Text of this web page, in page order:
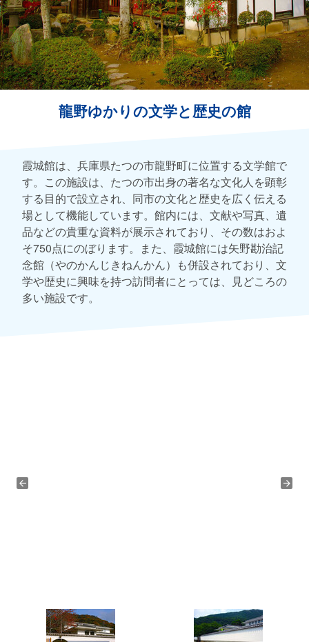
龍野ゆかりの文学と歴史の館
霞城館は、兵庫県たつの市龍野町に位置する文学館で
す。この施設は、たつの市出身の著名な文化人を顕彰
する目的で設立され、同市の文化と歴史を広く伝える
場として機能しています。館内には、文献や写真、遺
品などの貴重な資料が展示されており、その数はおよ
そ750点にのぼります。また、霞城館には矢野勘治記
念館（やのかんじきねんかん）も併設されており、文
学や歴史に興味を持つ訪問者にとっては、見どころの
多い施設です。